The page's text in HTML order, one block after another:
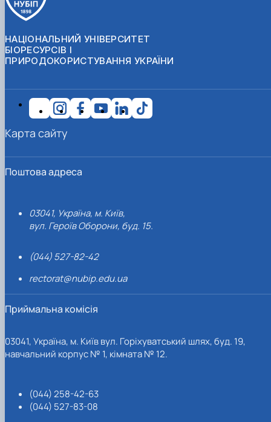
НАЦІОНАЛЬНИЙ УНІВЕРСИТЕТ
БІОРЕСУРСІВ І
ПРИРОДОКОРИСТУВАННЯ УКРАЇНИ
Поштова адреса
03041, Україна, м. Київ,
вул. Героїв Оборони, буд. 15.
(044) 527-82-42
rectorat@nubip.edu.ua
Приймальна комісія
03041, Україна, м. Київ вул. Горіхуватський шлях, буд. 19,
навчальний корпус № 1, кімната № 12.
(044) 258-42-63
(044) 527-83-08
Карта сайту